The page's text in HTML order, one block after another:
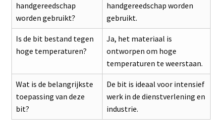
handgereedschap
worden gebruikt?
handgereedschap worden
gebruikt.
Is de bit bestand tegen
hoge temperaturen?
Ja, het materiaal is
ontworpen om hoge
temperaturen te weerstaan.
Wat is de belangrijkste
toepassing van deze
bit?
De bit is ideaal voor intensief
werk in de dienstverlening en
industrie.